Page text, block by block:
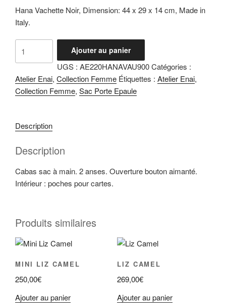
Hana Vachette Noir, Dimension: 44 x 29 x 14 cm, Made in
Italy.
Vachette
Noir
Ajouter au panier
UGS : AE220HANAVAU900 Catégories :
Atelier Enai, Collection Femme Étiquettes : Atelier Enai,
Collection Femme, Sac Porte Epaule
Description
Description
Cabas sac à main. 2 anses. Ouverture bouton aimanté.
Intérieur : poches pour cartes.
Produits similaires
MINI LIZ CAMEL
250,00€
Ajouter au panier
LIZ CAMEL
269,00€
Ajouter au panier